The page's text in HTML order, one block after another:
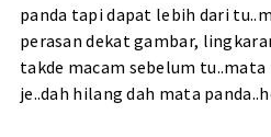
panda tapi dapat lebih dari
perasan dekat gambar,
takde macam sebelum
je..dah hilang dah mata